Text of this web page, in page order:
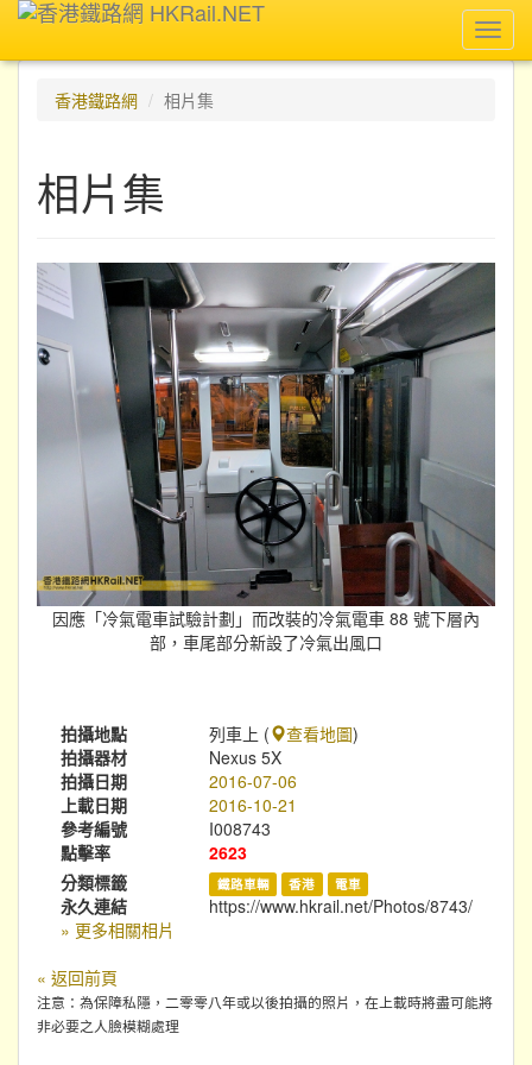
香港鐵路網
相片集
相片集
因應「冷氣電車試驗計劃」而改裝的冷氣電車 88 號下層內
部，車尾部分新設了冷氣出風口
拍攝地點 列車上 ( 查看地圖)
拍攝器材
Nexus 5X
拍攝日期
2016-07-06
上載日期
2016-10-21
參考編號
I008743
點擊率
2623
分類標籤
鐵路車輛 香港 電車
永久連結
https://www.hkrail.net/Photos/8743/
» 更多相關相片
« 返回前頁
注意：為保障私隱，二零零八年或以後拍攝的照片，在上載時將盡可能將
非必要之人臉模糊處理